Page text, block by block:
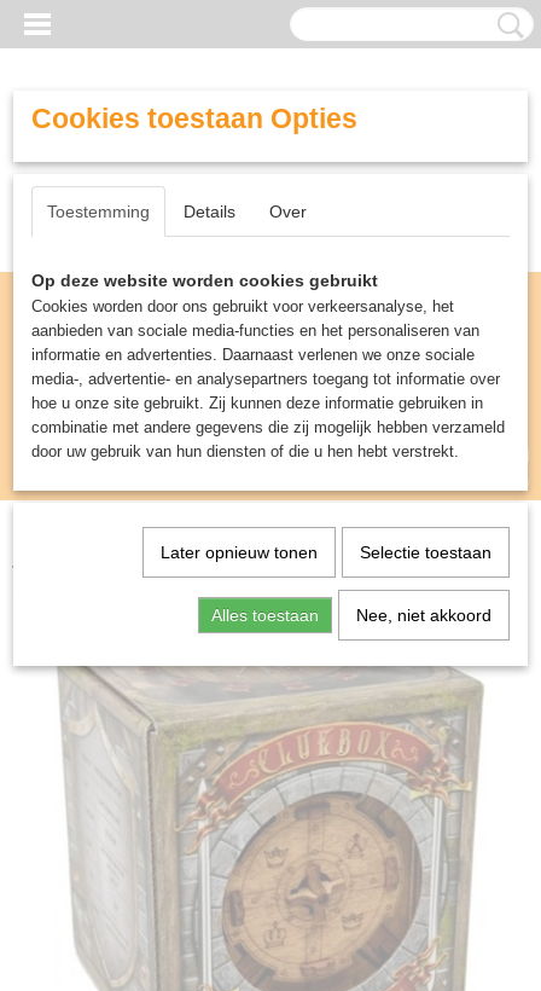
Inloggen Registreren
UW WINKELWAGEN
(0)
Spellen & Puzzels> Breinbrekers>Cluebox:
The Trial of Camelot - Breinbreker
Cookies toestaan Opties
Toestemming Details Over
Op deze website worden cookies gebruikt
Cookies worden door ons gebruikt voor verkeersanalyse, het
aanbieden van sociale media-functies en het personaliseren van
informatie en advertenties. Daarnaast verlenen we onze sociale
media-, advertentie- en analysepartners toegang tot informatie over
hoe u onze site gebruikt. Zij kunnen deze informatie gebruiken in
combinatie met andere gegevens die zij mogelijk hebben verzameld
door uw gebruik van hun diensten of die u hen hebt verstrekt.
Later opnieuw tonen Selectie toestaan
Alles toestaan Nee, niet akkoord